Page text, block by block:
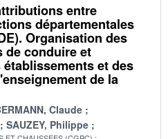
entre
départementales
Organisation des
de conduire et
et des
de la
Claude
SAUZEY, Philippe